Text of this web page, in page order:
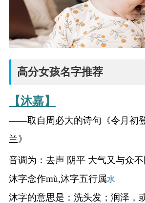
高分女孩名字推荐
【沐嘉】
——取自周必大的诗句《令月初
兰》
音调为：去声 阴平 大气又与众不
沐字念作mù,沐字五行属水
沐字的意思是：洗头发；润泽，